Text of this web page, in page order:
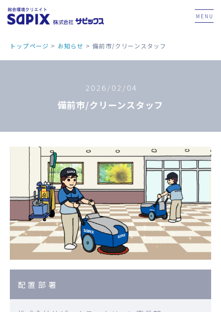
MENU
トップページ > お知らせ >備前市/クリーンスタッフ
2026/02/04
備前市/クリーンスタッフ
配置部署